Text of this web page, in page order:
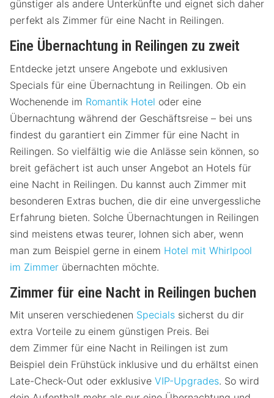
günstiger als andere Unterkünfte und eignet sich daher
perfekt als Zimmer für eine Nacht in Reilingen.
Eine Übernachtung in Reilingen zu zweit
Entdecke jetzt unsere Angebote und exklusiven
Specials für eine Übernachtung in Reilingen. Ob ein
Wochenende im Romantik Hotel oder eine
Übernachtung während der Geschäftsreise – bei uns
findest du garantiert ein Zimmer für eine Nacht in
Reilingen. So vielfältig wie die Anlässe sein können, so
breit gefächert ist auch unser Angebot an Hotels für
eine Nacht in Reilingen. Du kannst auch Zimmer mit
besonderen Extras buchen, die dir eine unvergessliche
Erfahrung bieten. Solche Übernachtungen in Reilingen
sind meistens etwas teurer, lohnen sich aber, wenn
man zum Beispiel gerne in einem Hotel mit Whirlpool
im Zimmer übernachten möchte.
Zimmer für eine Nacht in Reilingen buchen
Mit unseren verschiedenen Specials sicherst du dir
extra Vorteile zu einem günstigen Preis. Bei
dem Zimmer für eine Nacht in Reilingen ist zum
Beispiel dein Frühstück inklusive und du erhältst einen
Late-Check-Out oder exklusive VIP-Upgrades. So wird